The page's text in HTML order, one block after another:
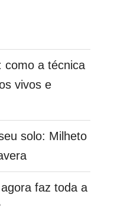
como a técnica
vivos e
solo: Milheto
faz toda a